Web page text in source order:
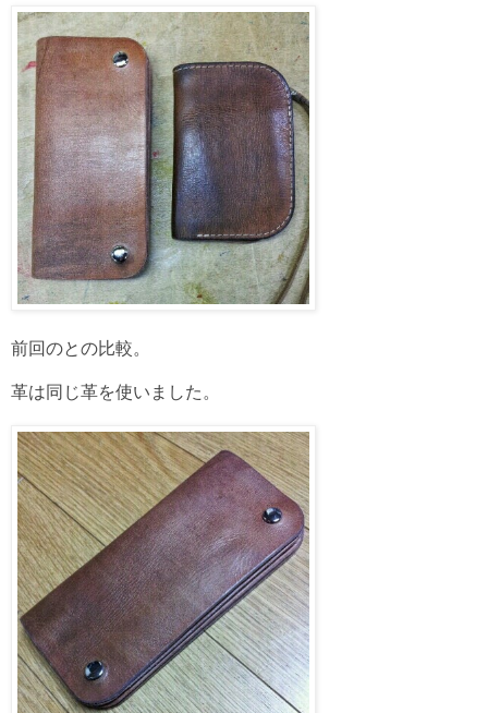
前回のとの比較。
革は同じ革を使いました。